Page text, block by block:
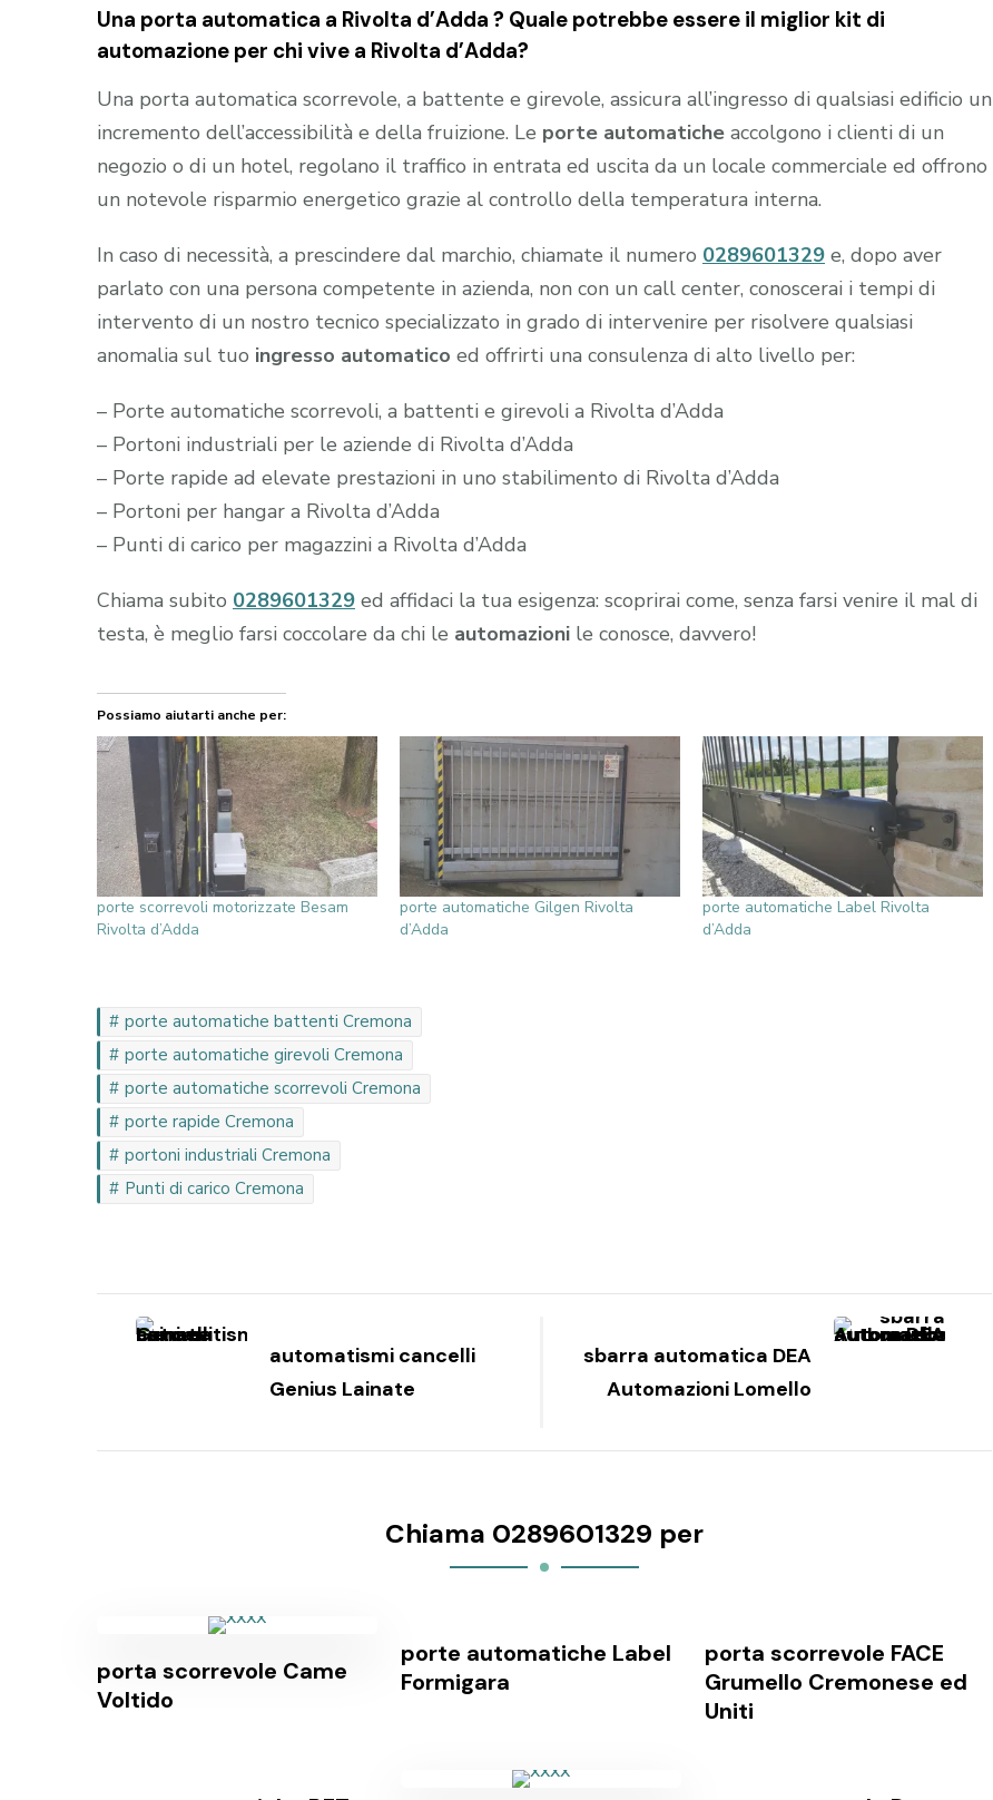
Una porta automatica a Rivolta d’Adda ? Quale potrebbe essere il miglior kit di
automazione per chi vive a Rivolta d’Adda?
Una porta automatica scorrevole, a battente e girevole, assicura all’ingresso di qualsiasi edificio un
incremento dell’accessibilità e della fruizione. Le porte automatiche accolgono i clienti di un
negozio o di un hotel, regolano il traffico in entrata ed uscita da un locale commerciale ed offrono
un notevole risparmio energetico grazie al controllo della temperatura interna.
In caso di necessità, a prescindere dal marchio, chiamate il numero 0289601329 e, dopo aver
parlato con una persona competente in azienda, non con un call center, conoscerai i tempi di
intervento di un nostro tecnico specializzato in grado di intervenire per risolvere qualsiasi
anomalia sul tuo ingresso automatico ed offrirti una consulenza di alto livello per:
– Porte automatiche scorrevoli, a battenti e girevoli a Rivolta d’Adda
– Portoni industriali per le aziende di Rivolta d’Adda
– Porte rapide ad elevate prestazioni in uno stabilimento di Rivolta d’Adda
– Portoni per hangar a Rivolta d’Adda
– Punti di carico per magazzini a Rivolta d’Adda
Chiama subito 0289601329 ed affidaci la tua esigenza: scoprirai come, senza farsi venire il mal di
testa, è meglio farsi coccolare da chi le automazioni le conosce, davvero!
Possiamo aiutarti anche per:
porte scorrevoli motorizzate Besam
Rivolta d’Adda
porte automatiche Gilgen Rivolta
d’Adda
porte automatiche Label Rivolta
d’Adda
porte automatiche battenti Cremona
porte automatiche girevoli Cremona
porte automatiche scorrevoli Cremona
porte rapide Cremona
portoni industriali Cremona
Punti di carico Cremona
Navigazione
automatismi cancelli
Genius Lainate
sbarra automatica DEA
Automazioni Lomello
Chiama 0289601329 per
porta scorrevole Came
Voltido
porte automatiche Label
Formigara
porta scorrevole FACE
Grumello Cremonese ed
Uniti